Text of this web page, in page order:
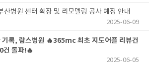
병원 센터 확장 및 리모델링 공사 예정 안내
2025-06-09
기록, 람스병원 🔥365mc 최초 지도어플 리뷰건
건 돌파!🔥
2025-06-05